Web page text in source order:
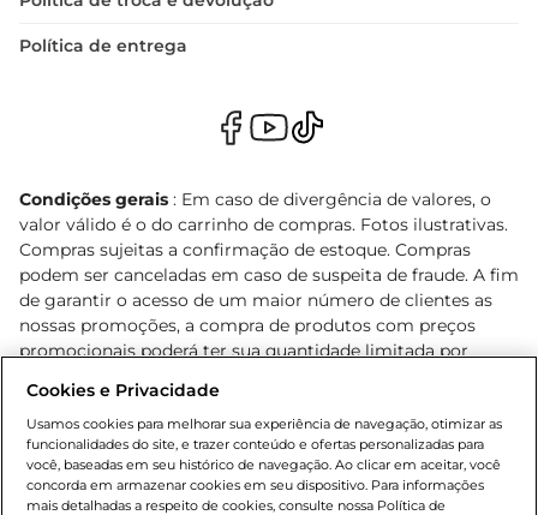
Política de entrega
Condições gerais : Em caso de divergência de valores, o
valor válido é o do carrinho de compras. Fotos ilustrativas.
Compras sujeitas a confirmação de estoque. Compras
podem ser canceladas em caso de suspeita de fraude. A fim
de garantir o acesso de um maior número de clientes as
nossas promoções, a compra de produtos com preços
promocionais poderá ter sua quantidade limitada por
o e-commerce e válidos durante o dia de hoje, podendo
sofrer alterações sem prévia notificação. Proibida a venda
de bebidas alcoólicas para menores de 18 anos, conforme
Lei n.º 8069/90, art. 81, inciso II (Estatuto da Criança e do
Adolescente). Preços e condições exclusivos para o
Cookies e Privacidade
Usamos cookies para melhorar sua experiência de navegação, otimizar as
funcionalidades do site, e trazer conteúdo e ofertas personalizadas para
você, baseadas em seu histórico de navegação. Ao clicar em aceitar, você
concorda em armazenar cookies em seu dispositivo. Para informações
mais detalhadas a respeito de cookies, consulte nossa Política de